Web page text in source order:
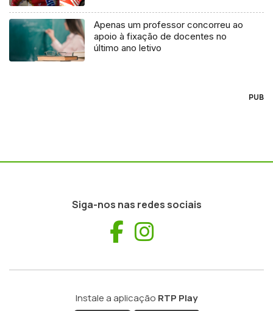
Apenas um professor concorreu ao
apoio à fixação de docentes no
último ano letivo
PUB
Siga-nos nas redes sociais
Facebook
Instale a aplicação RTP Play